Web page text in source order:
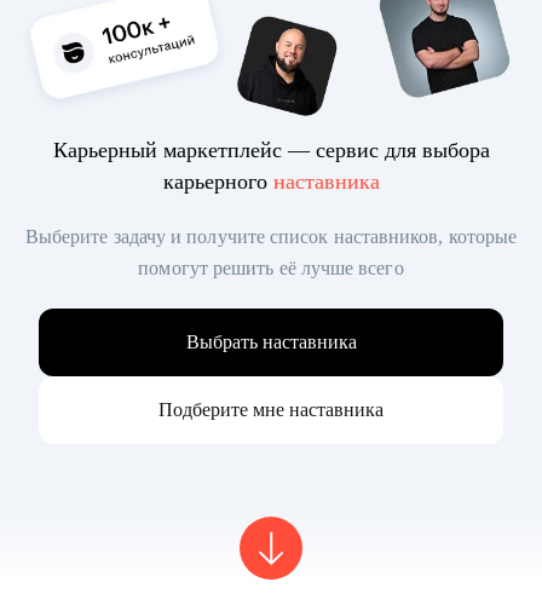
Карьерный маркетплейс — сервис для выбора
карьерного наставника
Выберите задачу и получите список наставников, которые
помогут решить её лучше всего
Выбрать наставника
Подберите мне наставника